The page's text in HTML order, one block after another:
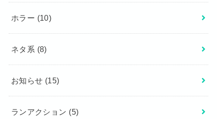
ホラー (10)
ネタ系 (8)
お知らせ (15)
ランアクション (5)